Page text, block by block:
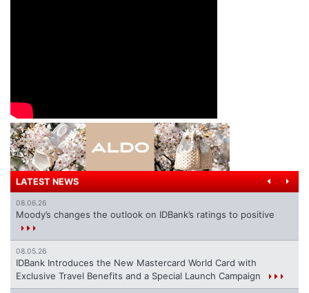
LATEST NEWS
08.06.26
Moody’s changes the outlook on IDBank’s ratings to positive
08.05.26
IDBank Introduces the New Mastercard World Card with
Exclusive Travel Benefits and a Special Launch Campaign